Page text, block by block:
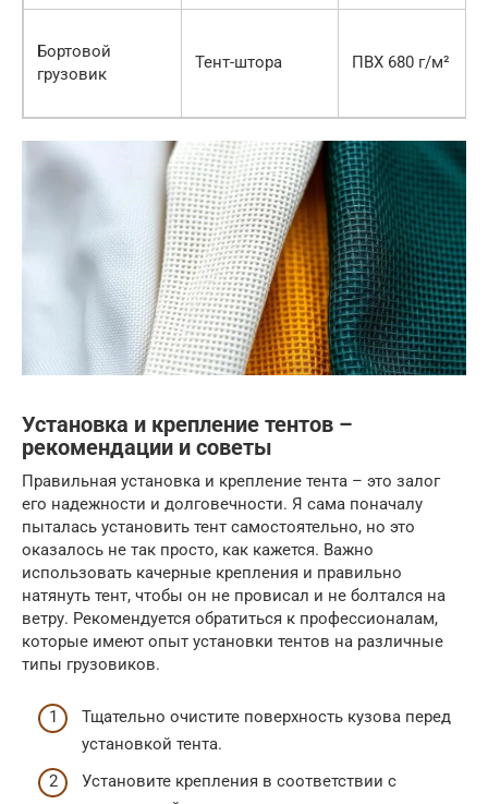
Бортовой
грузовик
Тент-штора ПВХ 680 г/м²
Установка и крепление тентов –
рекомендации и советы
Правильная установка и крепление тента – это залог
его надежности и долговечности. Я сама поначалу
пыталась установить тент самостоятельно, но это
оказалось не так просто, как кажется. Важно
использовать качерные крепления и правильно
натянуть тент, чтобы он не провисал и не болтался на
ветру. Рекомендуется обратиться к профессионалам,
которые имеют опыт установки тентов на различные
типы грузовиков.
Тщательно очистите поверхность кузова перед
установкой тента.
Установите крепления в соответствии с